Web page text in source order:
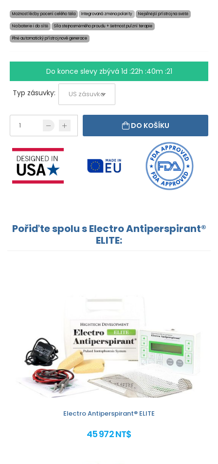
Možnost léčby pocení celého těla Integrovaná změna polarity Nejsilnější přístroj na světě
Na baterie i do sítě Síla stejnosměrného proudu + šetrnost pulzní terapie
Plně automatický přístroj nové generace
Do konce slevy zbývá 1d :22h :40m :20
Typ zásuvky:
DO KOŠÍKU
Pořiďte spolu s Electro Antiperspirant®
ELITE:
Electro Antiperspirant® ELITE
45 972 NT$